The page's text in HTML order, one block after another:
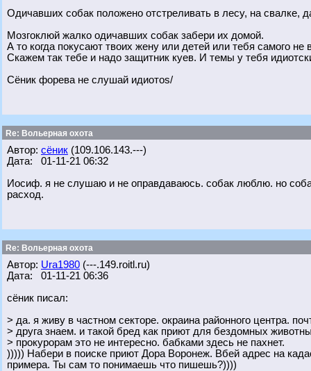
Одичавших собак положено отстреливать в лесу, на свалке,
Мозгоклюй жалко одичавших собак забери их домой.
А то когда покусают твоих жену или детей или тебя самого не
Скажем так тебе и надо защитник куев. И темы у тебя
Сёник форева не слушай идиотоs/
Re: Вольерная охота
Автор: сёник (109.106.143.---)
Дата: 01-11-21 06:32
Иосиф. я не слушаю и не оправдаваюсь. собак люблю. но
расход.
Re: Вольерная охота
Автор: Ura1980 (---.149.roitl.ru)
Дата: 01-11-21 06:36
сёник писал:
> да. я живу в частном секторе. окраина районного центра.
> друга знаем. и такой бред как приют для бездомных
> прокурорам это не интересно. бабками здесь не пахнет.
))))) Набери в поиске приют Дора Воронеж. Вбей адрес на
примера. Ты сам то понимаешь что пишешь?))))